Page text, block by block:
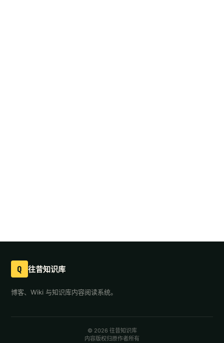
Q 往昔知识库
博客、Wiki 与知识库内容阅读系统。
© 2026 往昔知识库
内容版权归原作者所有